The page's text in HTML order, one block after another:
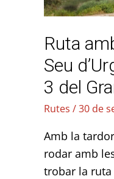
Ruta
Seu
3 del
Rutes /30 de
Amb la
rodar amb
trobar la
Seu
gaudeix
del
Tram
3
del
Grand
Tour
de